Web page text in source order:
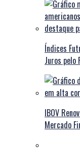
Índices
Juros pelo
IBOV
Mercado